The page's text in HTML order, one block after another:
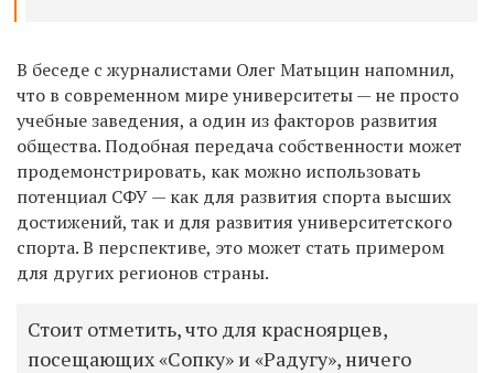
В беседе с журналистами Олег Матыцин напомнил,
что в современном мире университеты — не просто
учебные заведения, а один из факторов развития
общества. Подобная передача собственности может
продемонстрировать, как можно использовать
потенциал СФУ — как для развития спорта высших
достижений, так и для развития университетского
спорта. В перспективе, это может стать примером
для других регионов страны.
Стоит отметить, что для красноярцев,
посещающих «Сопку» и «Радугу», ничего